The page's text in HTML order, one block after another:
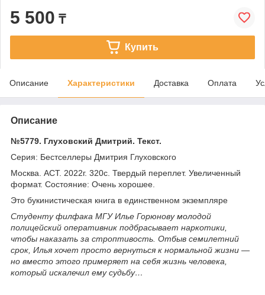
5 500 ₸
Купить
Описание Характеристики Доставка Оплата
Описание
№5779. Глуховский Дмитрий. Текст.
Серия: Бестселлеры Дмитрия Глуховского
Москва. АСТ. 2022г. 320с. Твердый переплет. Увеличенный
формат. Состояние: Очень хорошее.
Это букинистическая книга в единственном экземпляре
Студенту филфака МГУ Илье Горюнову молодой
полицейский оперативник подбрасывает наркотики,
чтобы наказать за строптивость. Отбыв семилетний
срок, Илья хочет просто вернуться к нормальной жизни —
но вместо этого примеряет на себя жизнь человека,
который искалечил ему судьбу…